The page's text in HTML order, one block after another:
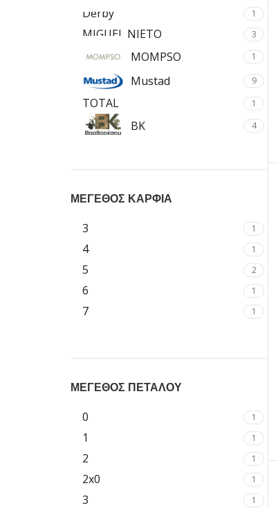
Derby 1
MIGUEL NIETO 3
MOMPSO 1
Mustad 9
TOTAL 1
ΒΚ 4
ΜΕΓΕΘΟΣ ΚΑΡΦΙΑ
3 1
4 1
5 2
6 1
7 1
ΜΕΓΕΘΟΣ ΠΕΤΑΛΟΥ
0 1
1 1
2 1
2x0 1
3 1